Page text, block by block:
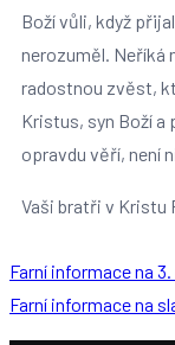
Boží vůli, když
nerozuměl. Neříká
radostnou zvěst,
Kristus, syn Boží a
opravdu věří, není
Vaši bratři v Kristu
Farní informace na 3.
Farní informace na